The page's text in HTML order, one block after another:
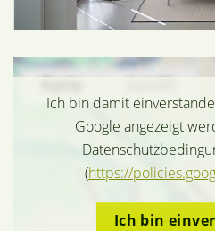
Ich bin damit
Google angezeigt
(https://
Ich bin